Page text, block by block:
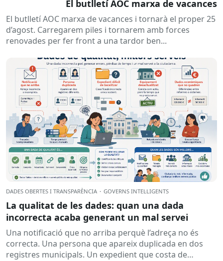
El butlletí AOC marxa de vacances
El butlletí AOC marxa de vacances i tornarà el proper 25
d’agost. Carregarem piles i tornarem amb forces
renovades per fer front a una tardor ben...
DADES OBERTES I TRANSPARÈNCIA · GOVERNS INTEL·LIGENTS
La qualitat de les dades: quan una dada
incorrecta acaba generant un mal servei
Una notificació que no arriba perquè l’adreça no és
correcta. Una persona que apareix duplicada en dos
registres municipals. Un expedient que costa de